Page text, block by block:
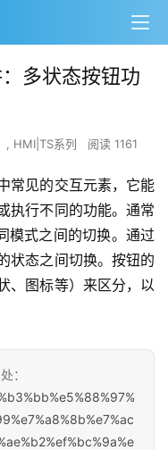
多状态按钮功
, HMI|TS系列 阅读 1161
常见的交互元素，它能
执行不同的功能。通常
模式之间的切换。通过
状态之间切换。按钮的
、图标等）来区分，以
：